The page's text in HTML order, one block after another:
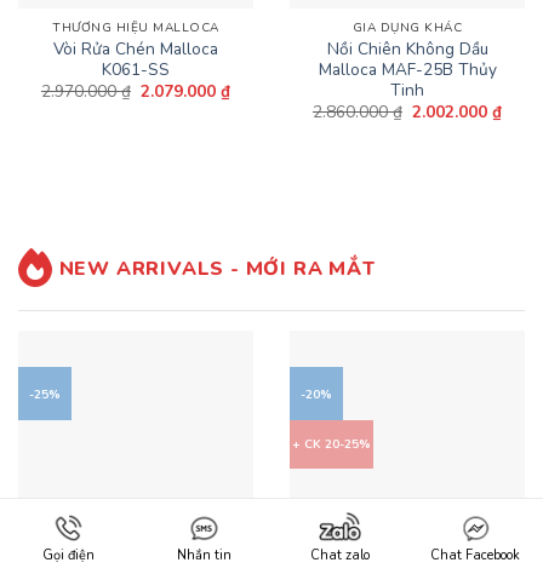
THƯƠNG HIỆU MALLOCA
Vòi Rửa Chén Malloca
K061-SS
2.970.000₫ Giá
2.079.000₫Giá
GIA DỤNG KHÁC
Nồi Chiên Không Dầu
Malloca MAF-25B Thủy
Tinh
2.860.000₫ Giá
2.002.000₫Giá
NEW ARRIVALS - MỚI RA MẮT
-25% -20%
+ CK 20-25%
Gọi điện Nhắn tin Chat zalo Chat Facebook